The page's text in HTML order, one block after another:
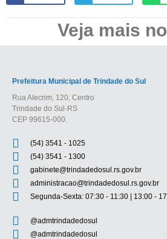
Veja mais
Prefeitura Municipal de Trindade do Sul
Rua Alecrim, 120, Centro
Trindade do Sul-RS
CEP 99615-000.
(54) 3541 - 1025
(54) 3541 - 1300
gabinete@trindadedosul.rs.gov.br
administracao@trindadedosul.rs.gov.br
Segunda-Sexta: 07:30 - 11:30 | 13:00 -
@admtrindadedosul
@admtrindadedosul